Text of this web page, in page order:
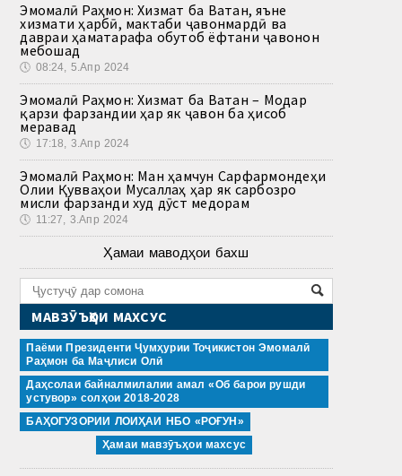
Эмомалӣ Раҳмон: Хизмат ба Ватан, яъне
хизмати ҳарбӣ, мактаби ҷавонмардӣ ва
давраи ҳаматарафа обутоб ёфтани ҷавонон
мебошад
🕔 08:24, 5.Апр 2024
Эмомалӣ Раҳмон: Хизмат ба Ватан – Модар
қарзи фарзандии ҳар як ҷавон ба ҳисоб
меравад
🕔 17:18, 3.Апр 2024
Эмомалӣ Раҳмон: Ман ҳамчун Сарфармондеҳи
Олии Қувваҳои Мусаллаҳ ҳар як сарбозро
мисли фарзанди худ дӯст медорам
🕔 11:27, 3.Апр 2024
Ҳамаи маводҳои бахш
МАВЗӮЪҲОИ МАХСУС
Паёми Президенти Ҷумҳурии Тоҷикистон Эмомалӣ
Раҳмон ба Маҷлиси Олӣ
Даҳсолаи байналмилалии амал «Об барои рушди
устувор» солҳои 2018-2028
БАҲОГУЗОРИИ ЛОИҲАИ НБО «РОҒУН»
Ҳамаи мавзӯъҳои махсус